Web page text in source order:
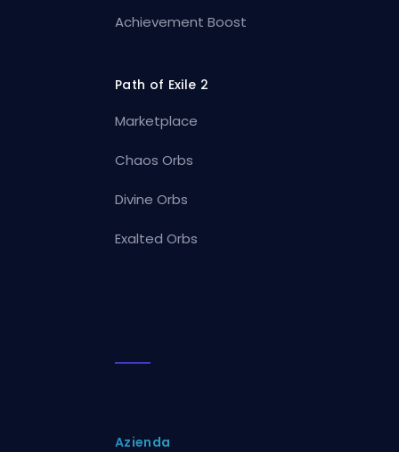
Achievement Boost
Path of Exile 2
Marketplace
Chaos Orbs
Divine Orbs
Exalted Orbs
Azienda